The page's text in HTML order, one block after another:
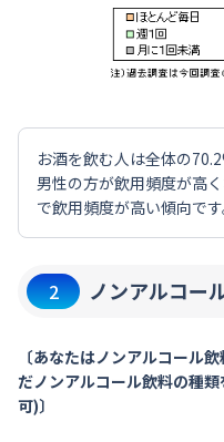
お酒を飲む人は全体の
男性の方が飲用頻度が高
で飲用頻度が高い傾向です
2 ノンアルコー
〔あなたはノンアルコール
だノンアルコール飲料の種
可)〕